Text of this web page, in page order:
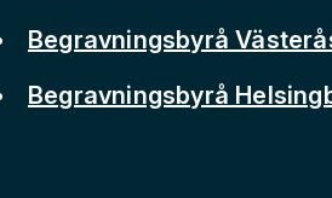
Begravningsbyrå
Begravningsbyrå